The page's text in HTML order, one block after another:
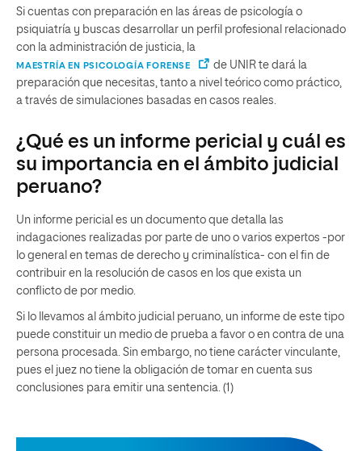
Si cuentas con preparación en las áreas de psicología o
psiquiatría y buscas desarrollar un perfil profesional relacionado
con la administración de justicia, la
MAESTRÍA EN PSICOLOGÍA FORENSE
de UNIR te dará la
preparación que necesitas, tanto a nivel teórico como práctico,
a través de simulaciones basadas en casos reales.
¿Qué es un informe pericial y cuál es
su importancia en el ámbito judicial
peruano?
Un informe pericial es un documento que detalla las
indagaciones realizadas por parte de uno o varios expertos -por
lo general en temas de derecho y criminalística- con el fin de
contribuir en la resolución de casos en los que exista un
conflicto de por medio.
Si lo llevamos al ámbito judicial peruano, un informe de este tipo
puede constituir un medio de prueba a favor o en contra de una
persona procesada. Sin embargo, no tiene carácter vinculante,
pues el juez no tiene la obligación de tomar en cuenta sus
conclusiones para emitir una sentencia. (1)